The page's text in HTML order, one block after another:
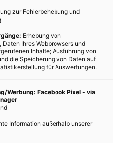
zur Fehlerbehebung und
Erhebung von
Daten Ihres Webbrowsers und
Inhalte; Ausführung von
die Speicherung von Daten auf
für Auswertungen.
Werbung: Facebook Pixel - via
Information außerhalb unserer